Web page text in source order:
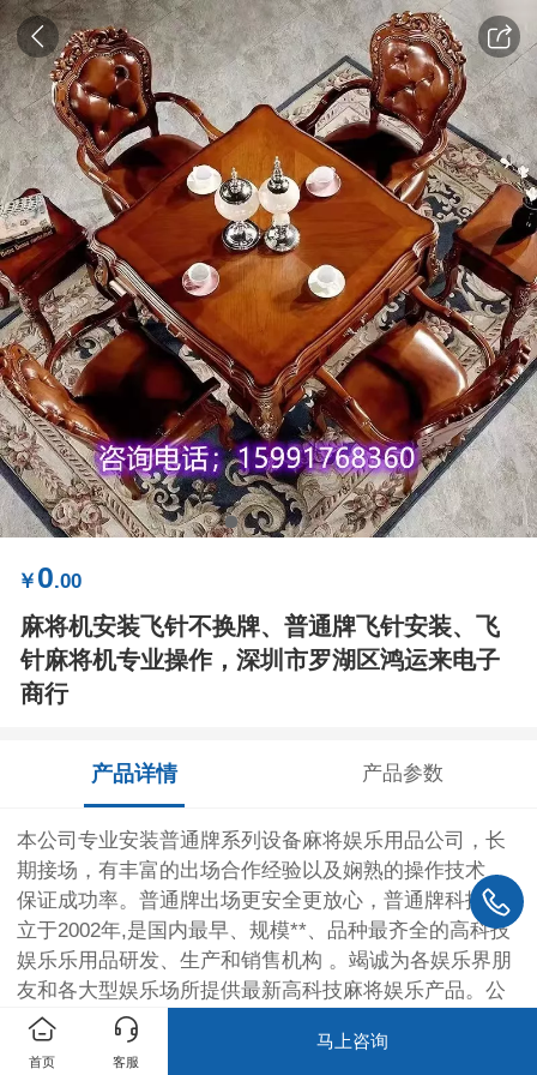
￥ 0.00
麻将机安装飞针不换牌、普通牌飞针安装、飞
针麻将机专业操作，深圳市罗湖区鸿运来电子
商行
产品详情 产品参数
本公司专业安装普通牌系列设备麻将娱乐用品公司，长
期接场，有丰富的出场合作经验以及娴熟的操作技术，
保证成功率。普通牌出场更安全更放心，普通牌科技成
立于2002年,是国内最早、规模**、品种最齐全的高科技
娱乐乐用品研发、生产和销售机构 。竭诚为各娱乐界朋
友和各大型娱乐场所提供最新高科技麻将娱乐产品。公
司我公司一贯以“创新、求实、诚信”的优质服务，全国各
地上门安装，24小时全天服务，
首页 客服
马上咨询